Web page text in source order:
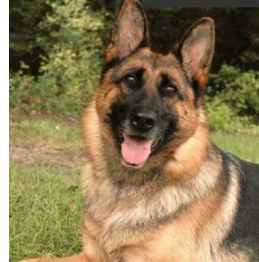
الجلوكوما. سبب هذه الحالة هو انخفاض
الإفراط في الإنتاج. انواع الجلوكوما عند
هي زيادة مفاجئة في ضغط العين المؤدي إلى
السائل والذى يؤدى الى تلف العصب البصري ،
المرئية المأخوذة من […]